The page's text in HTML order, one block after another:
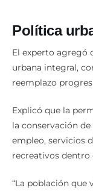
Política
El experto agregó
urbana integral,
reemplazo
Explicó que la
la conservación
empleo, servicios
recreativos dentro
“La población que